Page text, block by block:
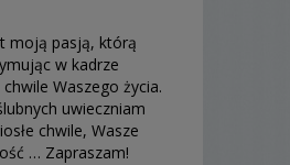
moją pasją, którą
w kadrze
Waszego życia.
uwieczniam
chwile, Wasze
… Zapraszam!